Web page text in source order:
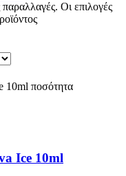
Οι επιλογές
10ml ποσότητα
Ice 10ml